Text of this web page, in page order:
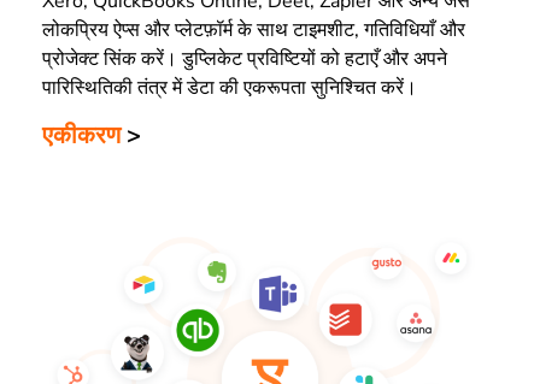
लोकप्रिय ऐप्स और प्लेटफ़ॉर्म के साथ टाइमशीट, गतिविधियाँ और
प्रोजेक्ट सिंक करें। डुप्लिकेट प्रविष्टियों को हटाएँ और अपने
पारिस्थितिकी तंत्र में डेटा की एकरूपता सुनिश्चित करें।
एकीकरण>